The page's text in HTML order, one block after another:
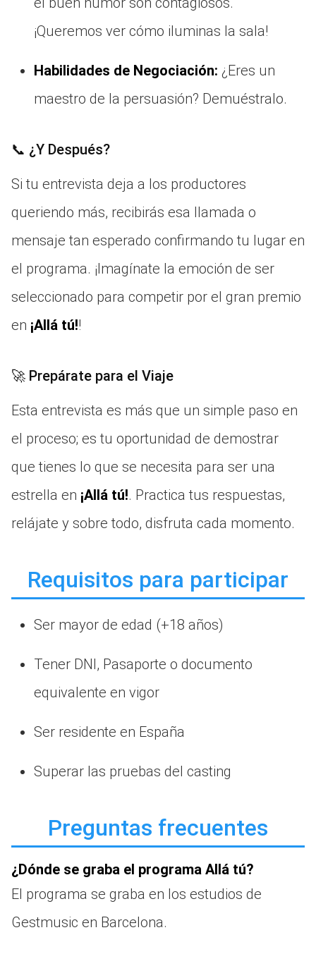
¡Queremos ver cómo iluminas la sala!
Habilidades de Negociación: ¿Eres un
maestro de la persuasión? Demuéstralo.
📞 ¿Y Después?
Si tu entrevista deja a los productores
queriendo más, recibirás esa llamada o
mensaje tan esperado confirmando tu lugar en
el programa. ¡Imagínate la emoción de ser
seleccionado para competir por el gran premio
en ¡Allá tú!!
🚀 Prepárate para el Viaje
Esta entrevista es más que un simple paso en
el proceso; es tu oportunidad de demostrar
que tienes lo que se necesita para ser una
estrella en ¡Allá tú!. Practica tus respuestas,
relájate y sobre todo, disfruta cada momento.
Requisitos para participar
Ser mayor de edad (+18 años)
Tener DNI, Pasaporte o documento
equivalente en vigor
Ser residente en España
Superar las pruebas del casting
Preguntas frecuentes
¿Dónde se graba el programa Allá tú?
El programa se graba en los estudios de
Gestmusic en Barcelona.